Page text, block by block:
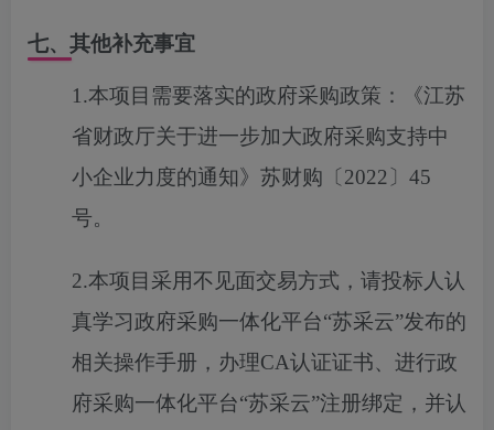
七、其他补充事宜
1.本项目需要落实的政府采购政策：《江苏
省财政厅关于进一步加大政府采购支持中
小企业力度的通知》苏财购〔 2022 〕 45
号。
2.本项目采用不见面交易方式，请投标人认
真学习政府采购一体化平台“苏采云”发布的
相关操作手册，办理CA认证证书、进行政
府采购一体化平台“苏采云”注册绑定，并认